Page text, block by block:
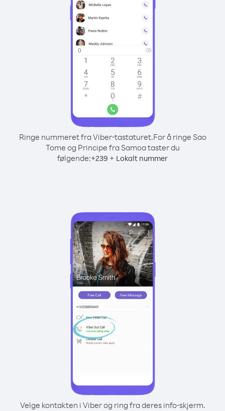
Ringe nummeret fra Viber-tastaturet.For å ringe Sao
Tome og Principe fra Samoa taster du
følgende:+239 + Lokalt nummer
Velge kontakten i Viber og ring fra deres info-skjerm.